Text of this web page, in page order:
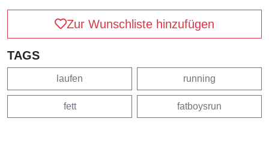
Zur Wunschliste hinzufügen
TAGS
laufen running
fett fatboysrun